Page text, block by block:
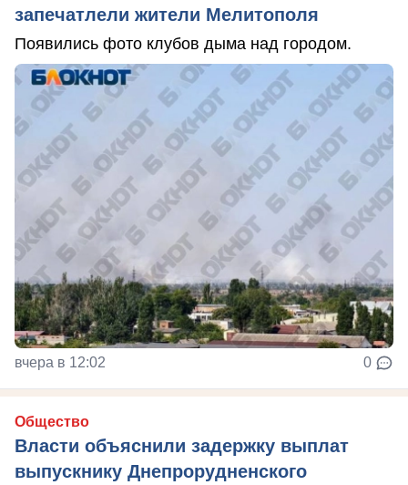
запечатлели жители Мелитополя
Появились фото клубов дыма над городом.
вчера в 12:02 0
Общество
Власти объяснили задержку выплат
выпускнику Днепрорудненского